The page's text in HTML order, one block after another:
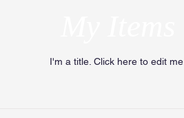
I'm a title. ​Click here to edit me.